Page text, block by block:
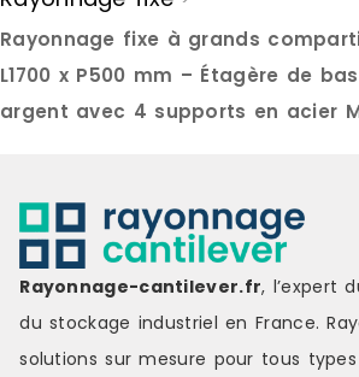
Rayonnage fixe à grands
L1700 x P500 mm – Étagère de
argent avec 4 supports en acier
Rayonnage-cantilever.fr, l’expert
du stockage industriel en France.
solutions sur mesure pour tous